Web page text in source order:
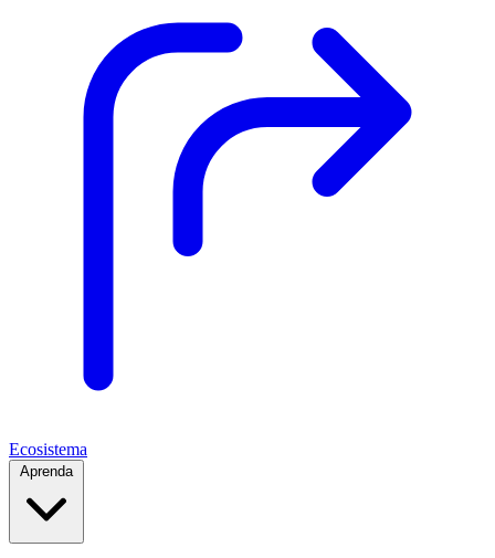
Ecosistema
Aprenda